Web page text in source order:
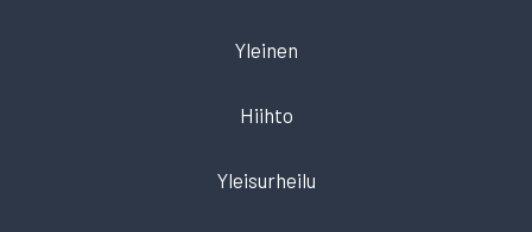
Yleinen
Hiihto
Yleisurheilu